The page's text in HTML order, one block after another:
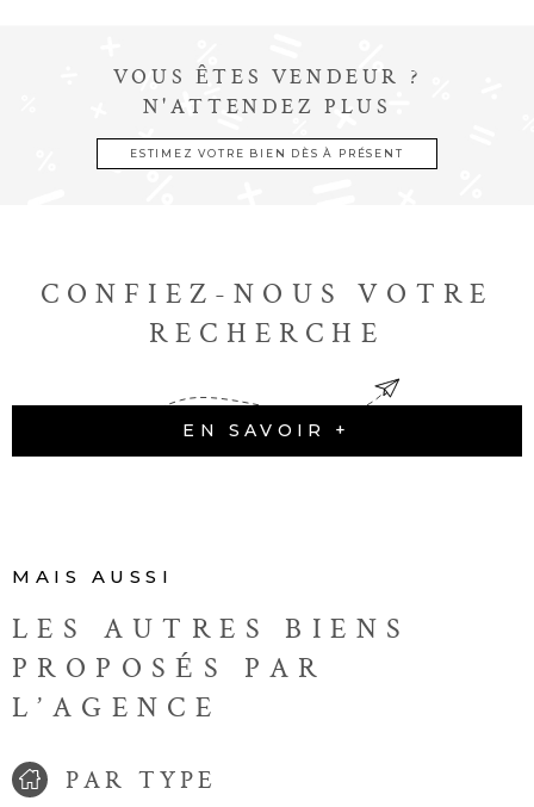
VOUS ÊTES VENDEUR ?
N'ATTENDEZ PLUS
ESTIMEZ VOTRE BIEN DÈS À PRÉSENT
CONFIEZ-NOUS VOTRE
RECHERCHE
EN SAVOIR +
MAIS AUSSI
LES AUTRES BIENS
PROPOSÉS PAR
L’AGENCE
PAR TYPE